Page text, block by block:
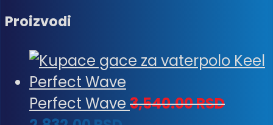
Proizvodi
Perfect Wave 3,540.00RSD